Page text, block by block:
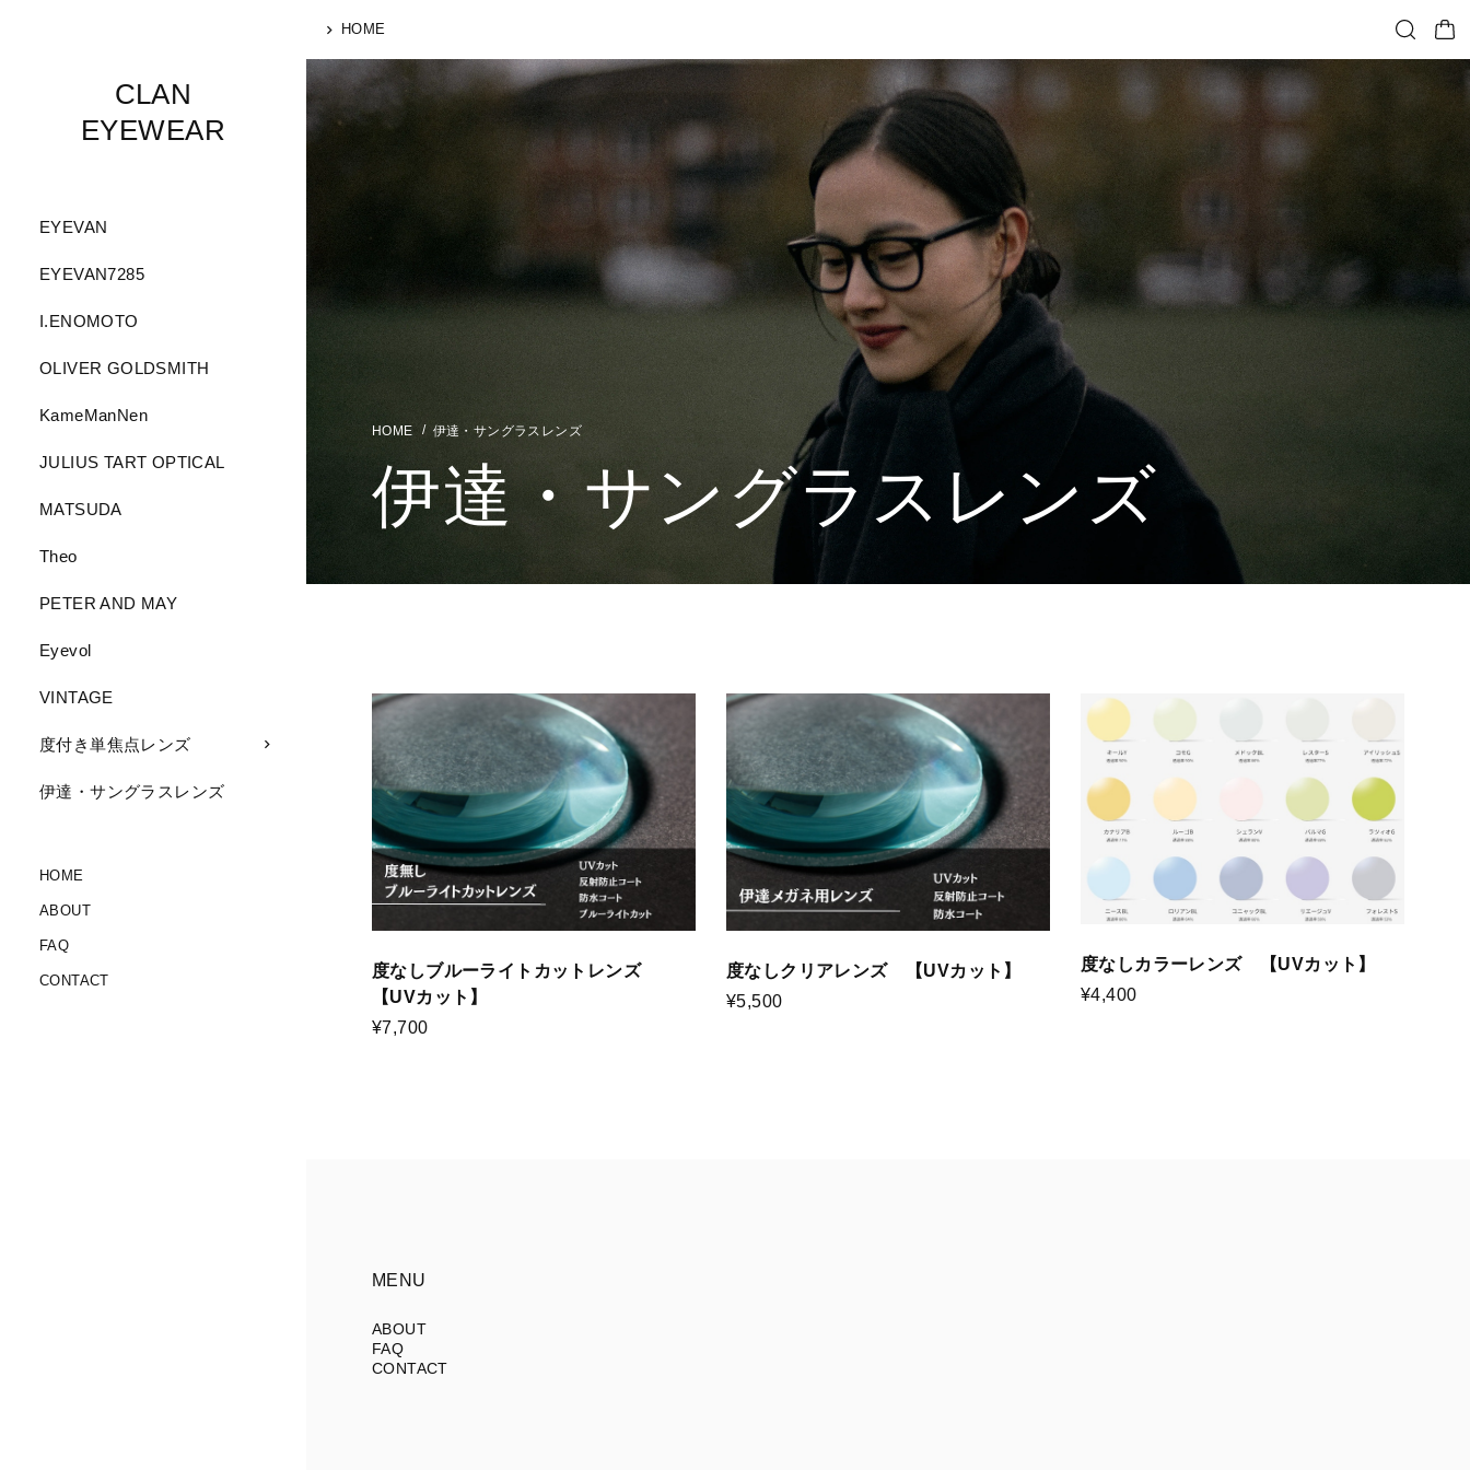
CLAN
EYEWEAR
EYEVAN
EYEVAN7285
I.ENOMOTO
OLIVER GOLDSMITH
KameManNen
JULIUS TART OPTICAL
MATSUDA
Theo
PETER AND MAY
Eyevol
VINTAGE
度付き単焦点レンズ
伊達・サングラスレンズ
HOME
ABOUT
FAQ
CONTACT
HOME
伊達・サングラスレンズ
伊達・サングラスレンズ
度なしブルーライトカットレンズ
【UVカット】
¥7,700
度なしクリアレンズ 【UVカット】
¥5,500
度なしカラーレンズ 【UVカット】
¥4,400
MENU
ABOUT
FAQ
CONTACT